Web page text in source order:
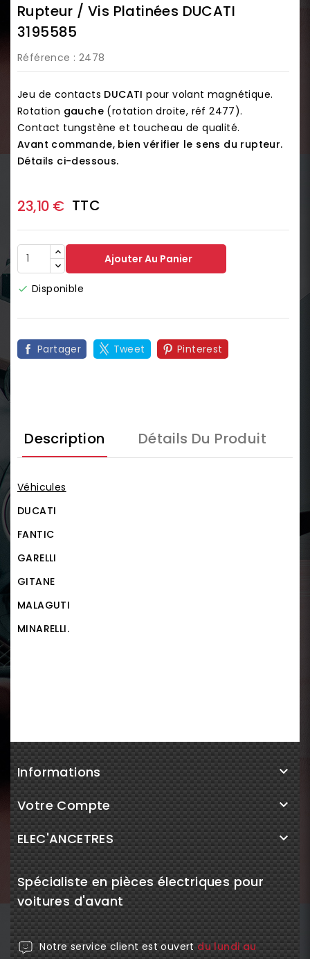
Rupteur / Vis Platinées DUCATI
3195585
Référence : 2478
Jeu de contacts DUCATI pour volant magnétique.
Rotation gauche (rotation droite, réf2477).
Contact tungstène et toucheau de qualité.
Avant commande, bien vérifier le sens du rupteur.
Détails ci-dessous.
23,10 € TTC
Ajouter Au Panier
 Disponible
Partager Tweet Pinterest
Description Détails Du Produit
Véhicules
DUCATI
FANTIC
GARELLI
GITANE
MALAGUTI
MINARELLI.
Informations 
Votre Compte 
ELEC'ANCETRES 
Spécialiste en pièces électriques pour
voitures d'avant
Notre service client est ouvertdu lundi au